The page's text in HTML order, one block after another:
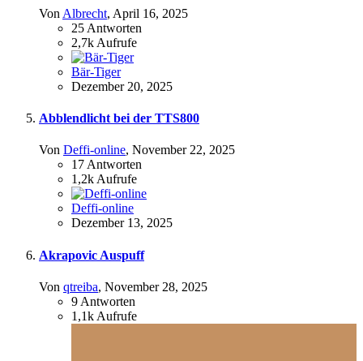
Von Albrecht, April 16, 2025
25 Antworten
2,7k Aufrufe
Bär-Tiger
Dezember 20, 2025
Abblendlicht bei der TTS800
Von Deffi-online, November 22, 2025
17 Antworten
1,2k Aufrufe
Deffi-online
Dezember 13, 2025
Akrapovic Auspuff
Von qtreiba, November 28, 2025
9 Antworten
1,1k Aufrufe